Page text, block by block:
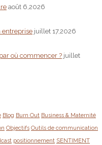
août 6,2026
entreprise juillet 17,2026
où commencer ? juillet
Blog Burn Out Business & Maternité
Objectifs Outils de communication
positionnement SENTIMENT